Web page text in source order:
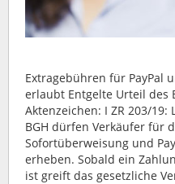
Extragebühren für PayPal
erlaubt Entgelte Urteil des
Aktenzeichen: I ZR 203/
BGH dürfen Verkäufer für
Sofortüberweisung und
erheben. Sobald ein
ist greift das gesetzliche